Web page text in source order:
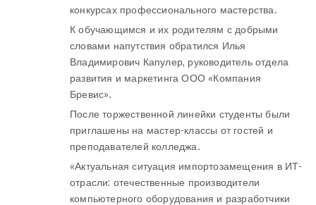
конкурсах профессионального мастерства.
К обучающимся и их родителям с добрыми
словами напутствия обратился Илья
Владимирович Капулер, руководитель отдела
развития и маркетинга ООО «Компания
Бревис».
После торжественной линейки студенты были
приглашены на мастер-классы от гостей и
преподавателей колледжа.
«Актуальная ситуация импортозамещения в ИТ-
отрасли: отечественные производители
компьютерного оборудования и разработчики